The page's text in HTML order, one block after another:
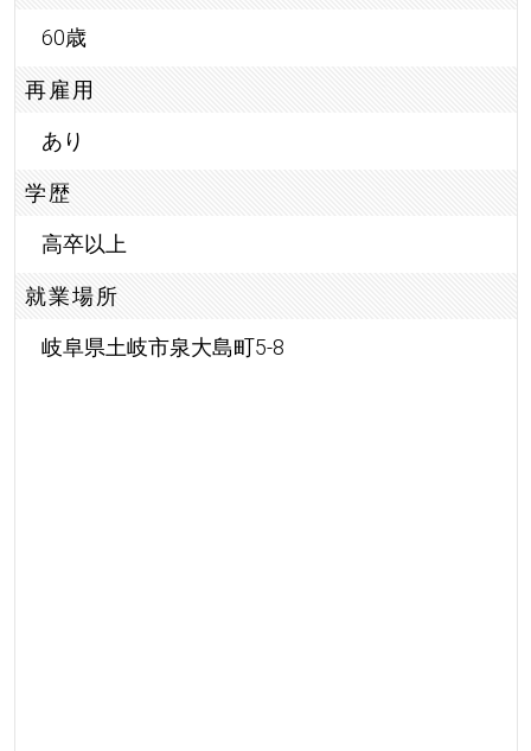
60歳
再雇用
あり
学歴
高卒以上
就業場所
岐阜県土岐市泉大島町5-8